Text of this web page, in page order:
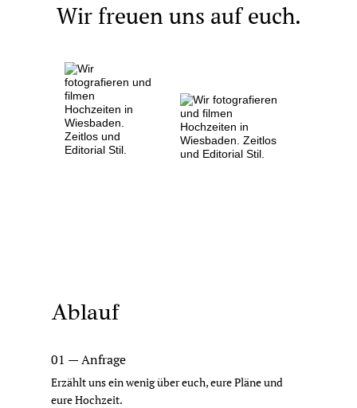
Wir freuen uns auf euch.
Ablauf
01 — Anfrage
Erzählt uns ein wenig über euch, eure Pläne und
eure Hochzeit.